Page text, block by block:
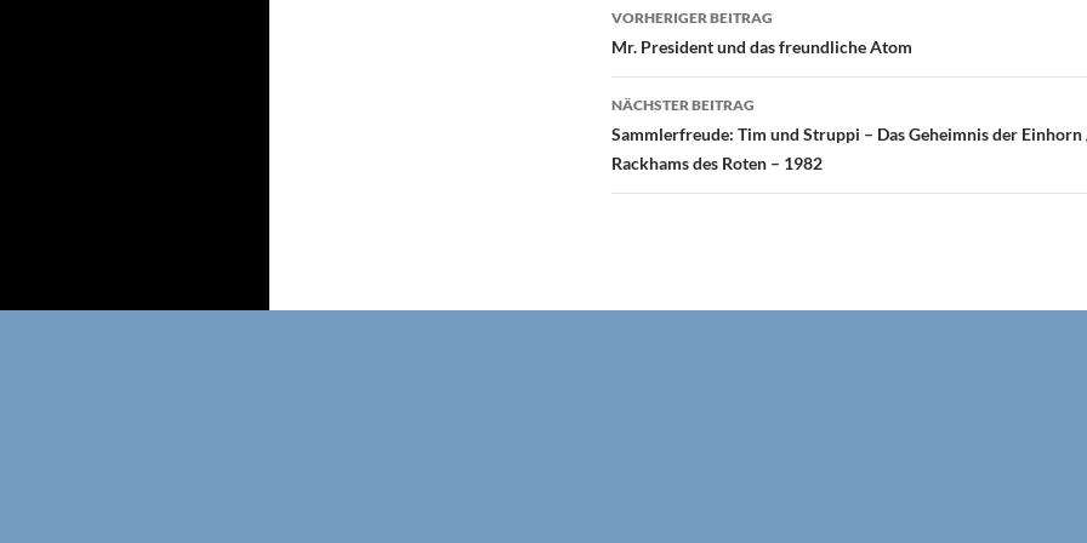
Beitragsnavigation
VORHERIGER BEITRAG
Mr. President und das freundliche Atom
NÄCHSTER BEITRAG
Sammlerfreude: Tim und Struppi – Das Geheimnis der Einhorn
Rackhams des Roten – 1982